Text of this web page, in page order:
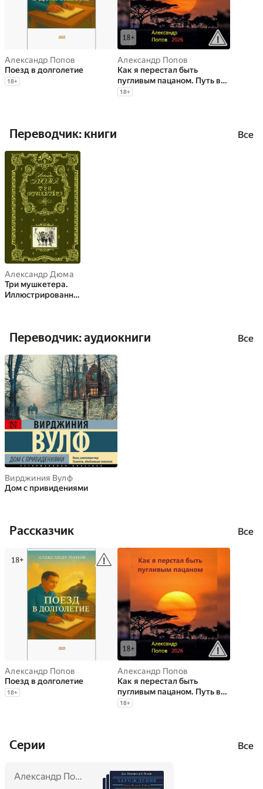
функционирования предприятий. Хобби: туризм,
горные лыжи.
Александр Попов
Поезд в долголетие
18+
Александр Попов
Как я перестал быть
пугливым пацаном. Путь в
мастерство боевых
18+
Переводчик: книги Все
Александр Дюма
Три мушкетера.
Иллюстрированно
Переводчик: аудиокниги Все
Вирджиния Вулф
Дом с привидениями
Рассказчик Все
Александр Попов
Поезд в долголетие
18+
Александр Попов
Как я перестал быть
пугливым пацаном. Путь в
мастерство боевых
18+
Cерии Все
Александр Попов Дмитрий Неясов